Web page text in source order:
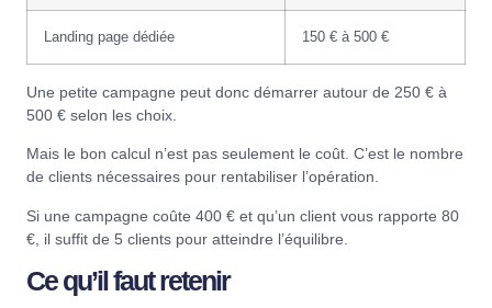
Landing page dédiée 150 € à 500 €
Une petite campagne peut donc démarrer autour de 250 € à
500 € selon les choix.
Mais le bon calcul n’est pas seulement le coût. C’est le nombre
de clients nécessaires pour rentabiliser l’opération.
Si une campagne coûte 400 € et qu’un client vous rapporte 80
€, il suffit de 5 clients pour atteindre l’équilibre.
Ce qu’il faut retenir